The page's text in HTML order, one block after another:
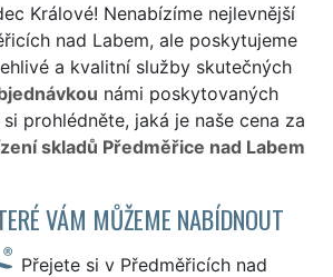
Králové! Nenabízíme nejlevnější
nad Labem, ale poskytujeme
a kvalitní služby skutečných
námi poskytovaných
prohlédněte, jaká je naše cena za
skladů Předměřice nad Labem
VÁM MŮŽEME NABÍDNOUT
Přejete si v Předměřicích nad